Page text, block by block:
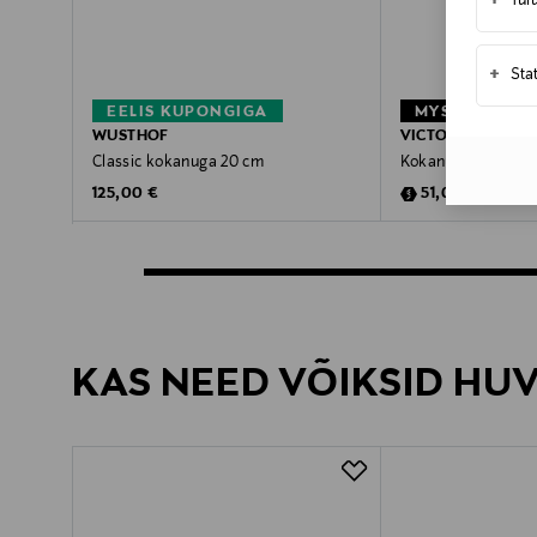
+
EELIS KUPONGIGA
WUSTHOF
Classic kokanuga 20 cm
Original Price
125,00 €
VICTORINOX
Kokanuga 20 cm
Discounted Price
51,00 €
KAS NEED VÕIKSID